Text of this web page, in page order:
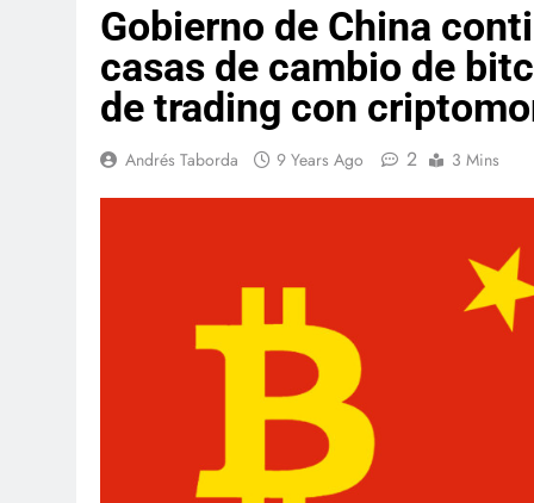
Gobierno de China
casas de cambio de
de trading con
Andrés Taborda 9 Years Ago 2 3 Mins